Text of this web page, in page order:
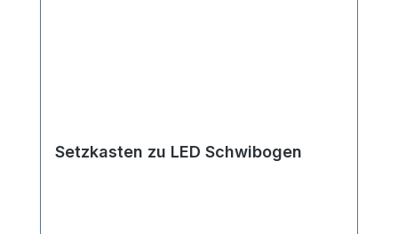
Setzkasten zu LED Schwibogen